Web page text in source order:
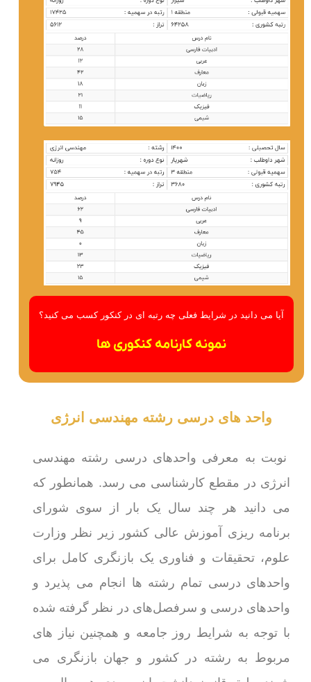
آیا می دانید در شرایط فعلی چه رتبه ای در کنکور کسب می کنید؟
نمونه کارنامه کنکوری ها
واحد های درسی رشته مهندسی انرژی
نوبت به معرفی واحدهای درسی رشته مهندسی
انرژی در مقطع کارشناسی می رسد. همانطور که
می دانید هر چند سال یک بار از سوی شورای
برنامه ریزی آموزش عالی کشور زیر نظر وزارت
علوم، تحقیقات و فناوری یک بازنگری کامل برای
واحدهای درسی تمام رشته ها انجام می پذیرد و
واحدهای درسی و سرفصل‌های در نظر گرفته شده
با توجه به شرایط روز جامعه و همچنین نیاز های
مربوط به رشته در کشور و جهان بازنگری می